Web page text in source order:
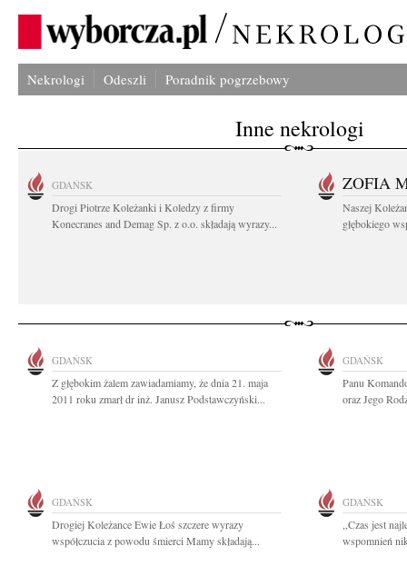
Nekrologi Odeszli Poradnik pogrzebowy
Inne nekrologi
GDAŃSK
Drogi Piotrze Koleżanki i Koledzy z firmy
Konecranes and Demag Sp. z o.o. składają wyrazy...
ZOFIA
Naszej
głębokiego
GDAŃSK
Z głębokim żalem zawiadamiamy, że dnia 21. maja
2011 roku zmarł dr inż. Janusz Podstawczyński...
GDAŃSK
Panu
oraz Jego
GDAŃSK
Drogiej Koleżance Ewie Łoś szczere wyrazy
współczucia z powodu śmierci Mamy składają...
GDAŃSK
,,Czas jest
wspomnień